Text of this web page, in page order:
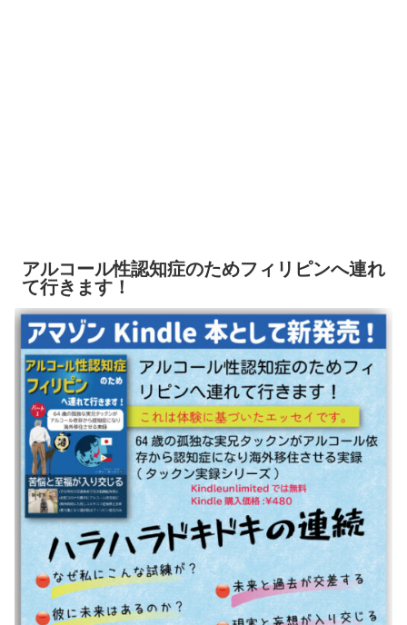
アルコール性認知症のためフィリピンへ連れ
て行きます！